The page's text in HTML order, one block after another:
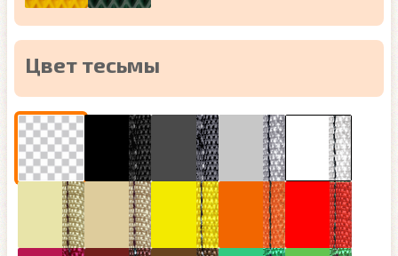
Цвет тесьмы